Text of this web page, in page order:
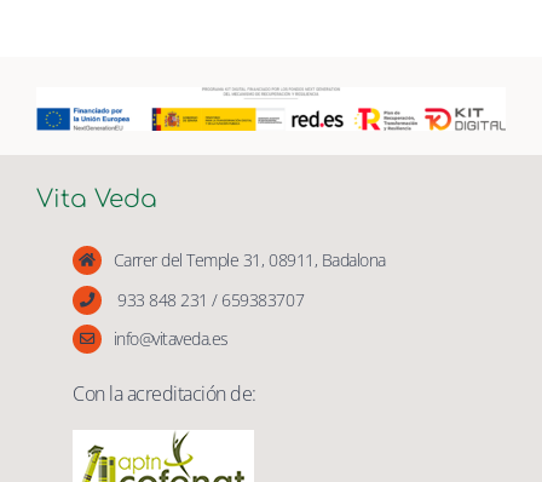
Vita Veda
info@vitaveda.es
Con la acreditación de: